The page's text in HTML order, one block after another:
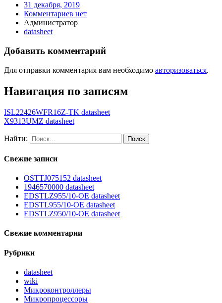
31 декабря, 2019
Комментариев нет
Администратор
datasheet
Добавить комментарий
Для отправки комментария вам необходимо авторизоваться.
Навигация по записям
ISL22426WFR16Z-TK datasheet
X9313UMZ datasheet
Найти:
Свежие записи
OSTTJ075152 datasheet
1946570000 datasheet
EDSTLZ955/10-OE datasheet
EDSTL955/10-OE datasheet
EDSTLZ950/10-OE datasheet
Свежие комментарии
Рубрики
datasheet
wiki
Микроконтроллеры
Микропроцессоры